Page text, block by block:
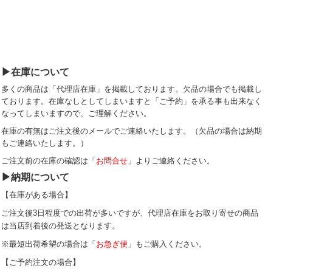
▶在庫について
多くの商品は「代理店在庫」を掲載しております。欠品の場合でも掲載し
ております。在庫なしとしてしまいますと「ご予約」を承る事も出来なく
なってしまいますので、ご理解ください。
在庫の有無はご注文後のメールでご連絡いたします。（欠品の場合は納期
もご連絡いたします。）
ご注文前の在庫の確認は「 お問合せ」よりご連絡ください。
▶納期について
【在庫がある場合】
ご注文後3日程度での出荷が多いですが、代理店在庫をお取り寄せの商品
は当店到着後の発送となります。
※最短出荷希望の場合は「 お急ぎ便 」もご購入ください。
【ご予約注文の場合】